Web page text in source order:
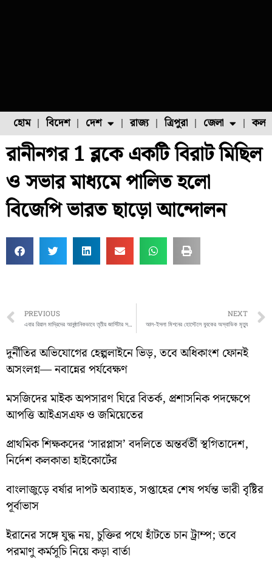
হোম বিদেশ দেশ
ফুল চাষ ফল চাষ মাছ চাষ পোল্ট্রি চাষ
রাজ্য ত্রিপুরা জেলা
উত্তর ২৪ পরগনা
রানীনগর 1 ব্লকে একটি বিরাট মিছিল
ও সভার মাধ্যমে পালিত হলো
বিজেপি ভারত ছাড়ো আন্দোলন
Prev
PREVIOUS
এবার রিয়াল মাদ্রিদের আনুষ্ঠানিকভাবে তৃতীয় জার্সিটার সঙ্গেও পরিচয় হয়ে গেল সমর্থকদের
NEXT
আল-ইসলা মিশনের হোস্টেলে যুবকের অস্বাভিক মৃত্যু
দুর্নীতির অভিযোগের হেল্পলাইনে ভিড়, তবে অধিকাংশ ফোনই
অসংলগ্ন— নবান্নের পর্যবেক্ষণ
মসজিদের মাইক অপসারণ ঘিরে বিতর্ক, প্রশাসনিক পদক্ষেপে
আপত্তি আইএসএফ ও জমিয়েতের
প্রাথমিক শিক্ষকদের ‘সারপ্লাস’ বদলিতে অন্তর্বর্তী স্থগিতাদেশ,
নির্দেশ কলকাতা হাইকোর্টের
বাংলাজুড়ে বর্ষার দাপট অব্যাহত, সপ্তাহের শেষ পর্যন্ত ভারী বৃষ্টির
পূর্বাভাস
ইরানের সঙ্গে যুদ্ধ নয়, চুক্তির পথে হাঁটতে চান ট্রাম্প; তবে
পরমাণু কর্মসূচি নিয়ে কড়া বার্তা